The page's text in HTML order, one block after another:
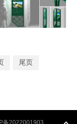
尾页
备2022001903